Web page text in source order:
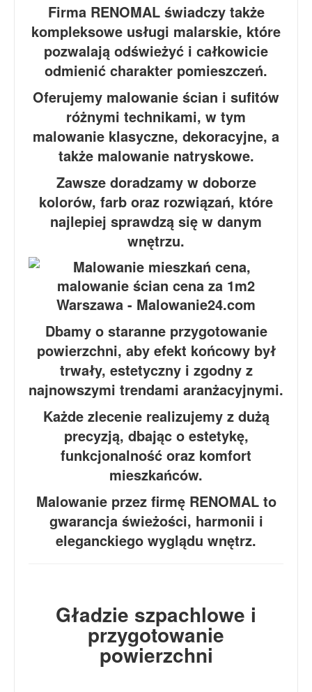
Firma RENOMAL świadczy także
kompleksowe usługi malarskie, które
pozwalają odświeżyć i całkowicie
odmienić charakter pomieszczeń.
Oferujemy malowanie ścian i sufitów
różnymi technikami, w tym
malowanie klasyczne, dekoracyjne, a
także malowanie natryskowe.
Zawsze doradzamy w doborze
kolorów, farb oraz rozwiązań, które
najlepiej sprawdzą się w danym
wnętrzu.
Dbamy o staranne przygotowanie
powierzchni, aby efekt końcowy był
trwały, estetyczny i zgodny z
najnowszymi trendami aranżacyjnymi.
Każde zlecenie realizujemy z dużą
precyzją, dbając o estetykę,
funkcjonalność oraz komfort
mieszkańców.
Malowanie przez firmę RENOMAL to
gwarancja świeżości, harmonii i
eleganckiego wyglądu wnętrz.
Gładzie szpachlowe i
przygotowanie
powierzchni